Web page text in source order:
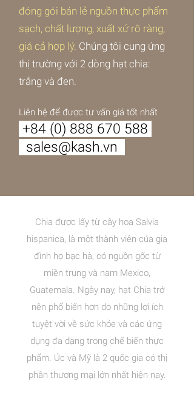
đóng gói bán lẻ nguồn thực phẩm
sạch, chất lượng, xuất xứ rõ ràng,
giá cả hợp lý. Chúng tôi cung ứng
thị trường với 2 dòng hạt chia:
trắng và đen.
Liên hệ để được tư vấn giá tốt nhất
+84 (0) 888 670 588
sales@kash.vn
Chia được lấy từ cây hoa Salvia
hispanica, là một thành viên của gia
đình họ bạc hà, có nguồn gốc từ
miền trung và nam Mexico,
Guatemala. Ngày nay, hạt Chia trở
nên phổ biến hơn do những lợi ích
tuyệt vời về sức khỏe và các ứng
dụng đa dạng trong chế biến thực
phẩm. Úc và Mỹ là 2 quốc gia có thị
phần thương mại lớn nhất hiện nay.